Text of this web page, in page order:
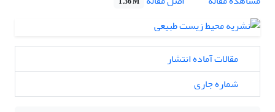
مقالات آماده انتشار
شماره جاری